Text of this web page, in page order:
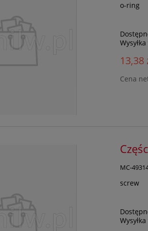
o-ring
13,38
Cena
MC-
screw